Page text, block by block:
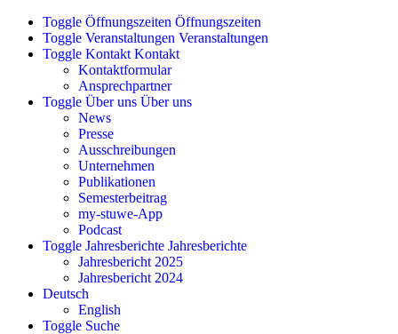
Zum
Inhalt
springen
Toggle Öffnungszeiten Öffnungszeiten
Toggle Veranstaltungen Veranstaltungen
Toggle Kontakt Kontakt
Kontaktformular
Ansprechpartner
Toggle Über uns Über uns
News
Presse
Ausschreibungen
Unternehmen
Publikationen
Semesterbeitrag
my-stuwe-App
Podcast
Toggle Jahresberichte Jahresberichte
Jahresbericht 2025
Jahresbericht 2024
Deutsch
English
Toggle Suche